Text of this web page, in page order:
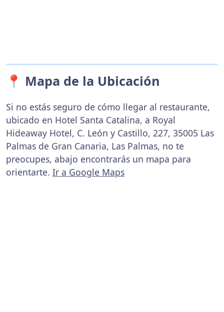
📍 Mapa de la Ubicación
Si no estás seguro de cómo llegar al restaurante,
ubicado en Hotel Santa Catalina, a Royal
Hideaway Hotel, C. León y Castillo, 227, 35005 Las
Palmas de Gran Canaria, Las Palmas, no te
preocupes, abajo encontrarás un mapa para
orientarte. Ir a Google Maps